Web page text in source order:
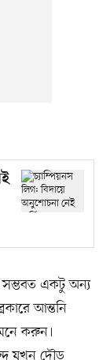
সম্ভবত একটু অন্য
আন্তনি
করুন।